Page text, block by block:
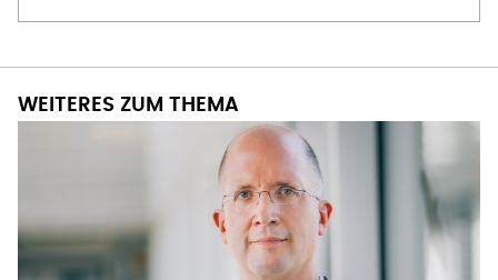
WEITERES ZUM THEMA